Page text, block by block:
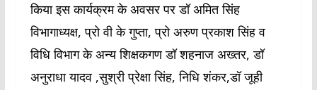
किया इस कार्यक्रम के अवसर पर डॉ अमित सिंह
विभागाध्यक्ष, प्रो वी के गुप्ता, प्रो अरुण प्रकाश सिंह व
विधि विभाग के अन्य शिक्षकगण डॉ शहनाज अख्तर, डॉ
अनुराधा यादव ,सुश्री प्रेक्षा सिंह, निधि शंकर,डॉ जूही